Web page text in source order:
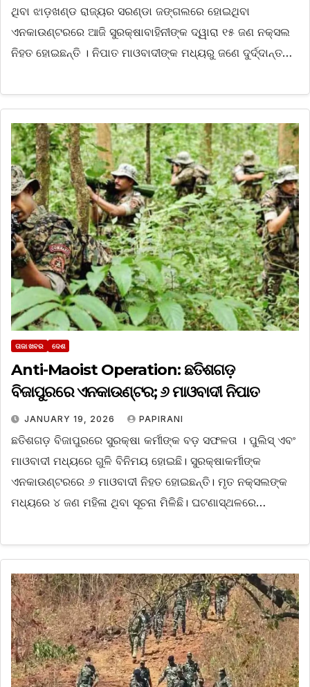
ଥିବା ଝାଡ଼ଖଣ୍ଡ ରାଜ୍ୟର ସରଣ୍ଡା ଜଙ୍ଗଲରେ ହୋଇଥିବା
ଏନକାଉଣ୍ଟରରେ ଆଜି ସୁରକ୍ଷାବାହିନୀଙ୍କ ଦ୍ୱାରା ୧୫ ଜଣ ନକ୍ସଲ
ନିହତ ହୋଇଛନ୍ତି । ନିପାତ ମାଓବାଦୀଙ୍କ ମଧ୍ୟରୁ ଜଣେ ଦୁର୍ଦ୍ଦାନ୍ତ…
ତାଜା ଖବର ଦେଶ
Anti-Maoist Operation: ଛତିଶଗଡ଼
ବିଜାପୁରରେ ଏନକାଉଣ୍ଟର; ୬ ମାଓବାଦୀ ନିପାତ
JANUARY 19, 2026 PAPIRANI
ଛତିଶଗଡ଼ ବିଜାପୁରରେ ସୁରକ୍ଷା କର୍ମୀଙ୍କ ବଡ଼ ସଫଳତା । ପୁଲିସ୍‌ ଏବଂ
ମାଓବାଦୀ ମଧ୍ୟରେ ଗୁଳି ବିନିମୟ ହୋଇଛି। ସୁରକ୍ଷାକର୍ମୀଙ୍କ
ଏନକାଉଣ୍ଟରରେ ୬ ମାଓବାଦୀ ନିହତ ହୋଇଛନ୍ତି। ମୃତ ନକ୍ସଲଙ୍କ
ମଧ୍ୟରେ ୪ ଜଣ ମହିଳା ଥିବା ସୂଚନା ମିଳିଛି। ଘଟଣାସ୍ଥଳରେ…